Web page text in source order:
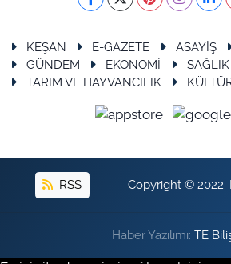
KEŞAN E-GAZETE ASAYİŞ
GÜNDEM
EKONOMİ SAĞLIK
TARIM VE HAYVANCILIK
RSS Copyright © 2022.
Haber Yazılımı: TE